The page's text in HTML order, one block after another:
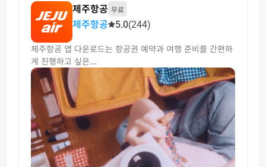
제주항공 무료
제주항공 5.0(244)
제주항공 앱 다운로드는 항공권 예약과 여행 준비를 간편하
게 진행하고 싶은...